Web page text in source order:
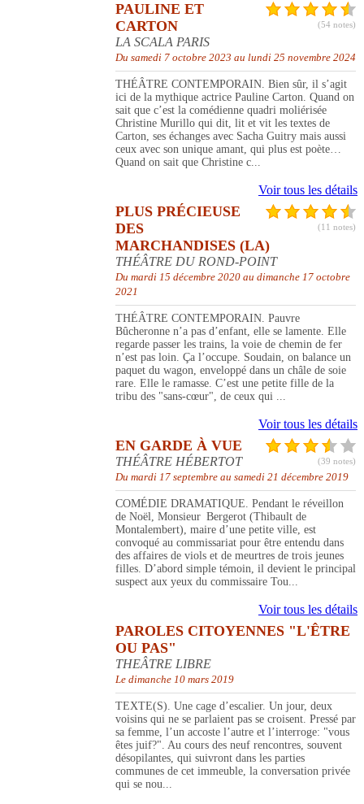
(54 notes)
PAULINE ET
CARTON
LA SCALA PARIS
Du samedi 7 octobre 2023 au lundi 25 novembre 2024
THÉÂTRE CONTEMPORAIN. Bien sûr, il s’agit
ici de la mythique actrice Pauline Carton. Quand on
sait que c’est la comédienne quadri moliérisée
Christine Murillo qui dit, lit et vit les textes de
Carton, ses échanges avec Sacha Guitry mais aussi
ceux avec son unique amant, qui plus est poète…
Quand on sait que Christine c...
Voir tous les détails
(11 notes)
PLUS PRÉCIEUSE
DES
MARCHANDISES (LA)
THÉÂTRE DU ROND-POINT
Du mardi 15 décembre 2020 au dimanche 17 octobre
2021
THÉÂTRE CONTEMPORAIN. Pauvre
Bûcheronne n’a pas d’enfant, elle se lamente. Elle
regarde passer les trains, la voie de chemin de fer
n’est pas loin. Ça l’occupe. Soudain, on balance un
paquet du wagon, enveloppé dans un châle de soie
rare. Elle le ramasse. C’est une petite fille de la
tribu des "sans-cœur", de ceux qui ...
Voir tous les détails
(39 notes)
EN GARDE À VUE
THÉÂTRE HÉBERTOT
Du mardi 17 septembre au samedi 21 décembre 2019
COMÉDIE DRAMATIQUE. Pendant le réveillon
de Noël, Monsieur Bergerot (Thibault de
Montalembert), maire d’une petite ville, est
convoqué au commissariat pour être entendu dans
des affaires de viols et de meurtres de trois jeunes
filles. D’abord simple témoin, il devient le principal
suspect aux yeux du commissaire Tou...
Voir tous les détails
PAROLES CITOYENNES "L'ÊTRE
OU PAS"
THEÂTRE LIBRE
Le dimanche 10 mars 2019
TEXTE(S). Une cage d’escalier. Un jour, deux
voisins qui ne se parlaient pas se croisent. Pressé par
sa femme, l’un accoste l’autre et l’interroge: "vous
êtes juif?". Au cours des neuf rencontres, souvent
désopilantes, qui suivront dans les parties
communes de cet immeuble, la conversation privée
qui se nou...